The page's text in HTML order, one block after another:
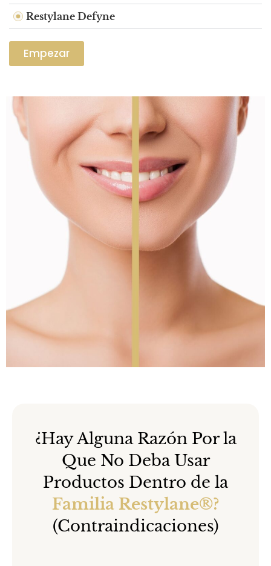
Restylane Defyne
Empezar
¿Hay Alguna Razón Por la
Que No Deba Usar
Productos Dentro de la
Familia Restylane®?
(Contraindicaciones)